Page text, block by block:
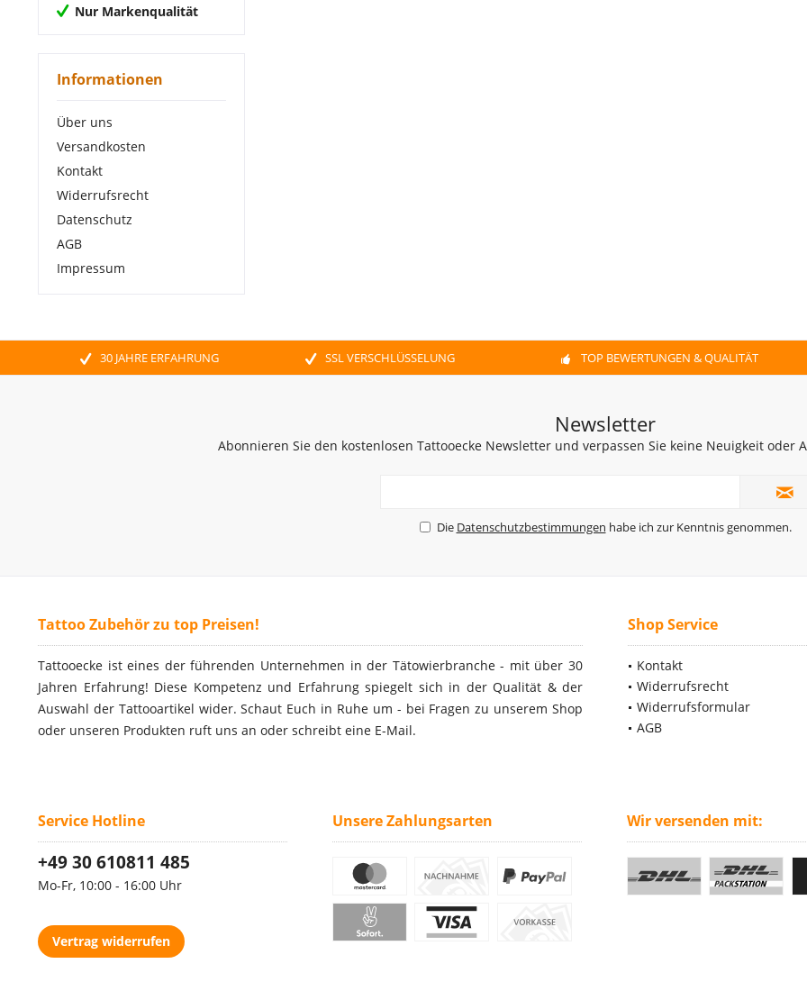
Nur Markenqualität
Informationen
Über uns
Versandkosten
Kontakt
Widerrufsrecht
Datenschutz
AGB
Impressum
30 JAHRE ERFAHRUNG SSL VERSCHLÜSSELUNG TOP BEWERTUNGEN & QUALITÄT
Newsletter
Abonnieren Sie den kostenlosen Tattooecke Newsletter und verpassen Sie keine Neuigkeit oder
Die Datenschutzbestimmungen habe ich zur Kenntnis genommen.
Tattoo Zubehör zu top Preisen!
Tattooecke ist eines der führenden Unternehmen in der Tätowierbranche - mit über 30
Jahren Erfahrung! Diese Kompetenz und Erfahrung spiegelt sich in der Qualität & der
Auswahl der Tattooartikel wider. Schaut Euch in Ruhe um - bei Fragen zu unserem Shop
oder unseren Produkten ruft uns an oder schreibt eine E-Mail.
Shop Service
Kontakt
Widerrufsrecht
Widerrufsformular
AGB
Service Hotline
+49 30 610811 485
Mo-Fr, 10:00 - 16:00 Uhr
Vertrag widerrufen
Unsere Zahlungsarten Wir versenden mit: